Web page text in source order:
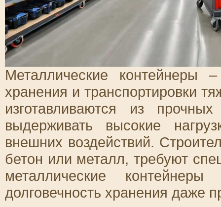
Металлические контейнеры
хранения и транспортировки
изготавливаются из
выдерживать высокие
внешних воздействий.
бетон или металл, требуют
металлические
долговечность хранения даже